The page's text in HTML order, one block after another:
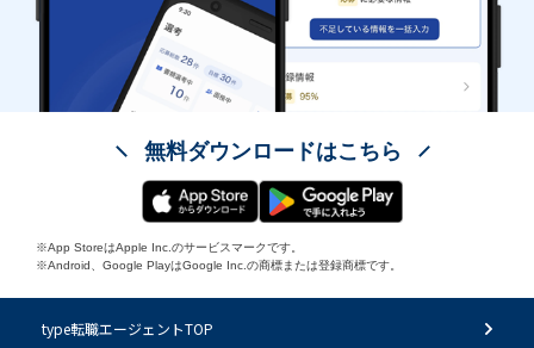
無料ダウンロードはこちら
※App StoreはApple Inc.のサービスマークです。
※Android、Google PlayはGoogle Inc.の商標または登録商標です。
type転職エージェントTOP